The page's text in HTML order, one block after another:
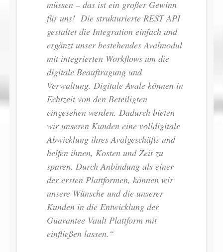
müssen – das ist ein großer Gewinn
für uns! Die strukturierte REST API
gestaltet die Integration einfach und
ergänzt unser bestehendes Avalmodul
mit integrierten Workflows um die
digitale Beauftragung und
Verwaltung. Digitale Avale können in
Echtzeit von den Beteiligten
eingesehen werden. Dadurch bieten
wir unseren Kunden eine volldigitale
Abwicklung ihres Avalgeschäfts und
helfen ihnen, Kosten und Zeit zu
sparen. Durch Anbindung als einer
der ersten Plattformen, können wir
unsere Wünsche und die unserer
Kunden in die Entwicklung der
Guarantee Vault Plattform mit
einfließen lassen.“